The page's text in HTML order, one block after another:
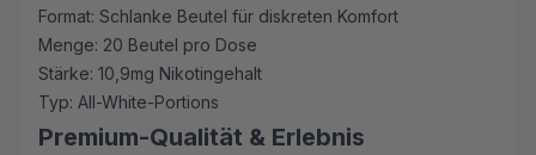
Format: Schlanke Beutel für diskreten Komfort
Menge: 20 Beutel pro Dose
Stärke: 10,9mg Nikotingehalt
Typ: All-White-Portions
Premium-Qualität & Erlebnis